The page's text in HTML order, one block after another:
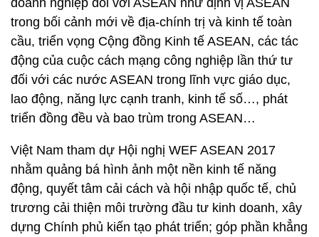
doanh nghiệp đối với ASEAN như định vị ASEAN
trong bối cảnh mới về địa-chính trị và kinh tế toàn
cầu, triển vọng Cộng đồng Kinh tế ASEAN, các tác
động của cuộc cách mạng công nghiệp lần thứ tư
đối với các nước ASEAN trong lĩnh vực giáo dục,
lao động, năng lực cạnh tranh, kinh tế số…, phát
triển đồng đều và bao trùm trong ASEAN…
Việt Nam tham dự Hội nghị WEF ASEAN 2017
nhằm quảng bá hình ảnh một nền kinh tế năng
động, quyết tâm cải cách và hội nhập quốc tế, chủ
trương cải thiện môi trường đầu tư kinh doanh, xây
dựng Chính phủ kiến tạo phát triển; góp phần khẳng